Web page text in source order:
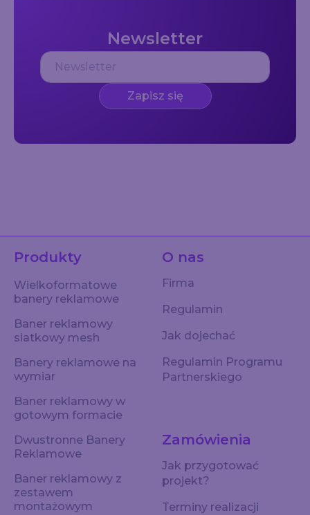
Newsletter
Zapisz się
Produkty
Wielkoformatowe
banery reklamowe
Baner reklamowy
siatkowy mesh
Banery reklamowe na
wymiar
Baner reklamowy w
gotowym formacie
Dwustronne Banery
Reklamowe
Baner reklamowy z
zestawem
montażowym
O nas
Firma
Regulamin
Jak dojechać
Regulamin Programu
Partnerskiego
Zamówienia
Jak przygotować
projekt?
Terminy realizacji